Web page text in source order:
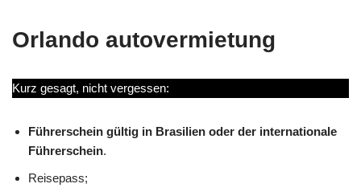
Orlando autovermietung
Kurz gesagt, nicht vergessen:
Führerschein gültig in Brasilien oder der internationale
Führerschein.
Reisepass;